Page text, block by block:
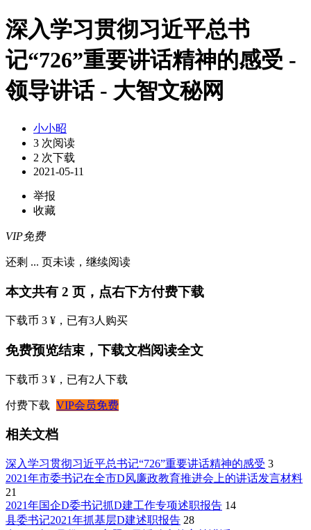
深入学习贯彻习近平总书
记“726”重要讲话精神的感受 -
领导讲话 - 大智文秘网
小小昭
3 次阅读
2 次下载
2021-05-11
举报
收藏
VIP免费
还剩 ... 页未读， 继续阅读
本文共有 2 页，点右下方付费下载
下载币 3 ¥ ，已有3人购买
免费预览结束，下载文档阅读全文
下载币 3 ¥ ，已有2 人下载
付费下载 VIP会员免费
相关文档
深入学习贯彻习近平总书记“726”重要讲话精神的感受 3
2021年市委书记在全市D风廉政教育推进会上的讲话发言材料
21
2021年国企D委书记抓D建工作专项述职报告 14
县委书记2021年抓基层D建述职报告 28